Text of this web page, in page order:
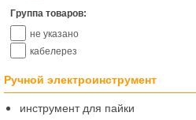
Группа товаров:
не указано
кабелерез
Ручной электроинструмент
инструмент для пайки